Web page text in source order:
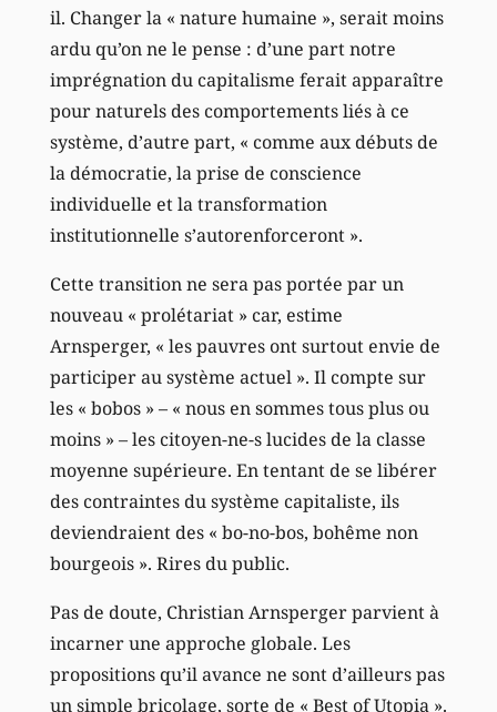
il. Changer la « nature humaine », serait moins
ardu qu’on ne le pense : d’une part notre
imprégnation du capitalisme ferait apparaître
pour naturels des comportements liés à ce
système, d’autre part, « comme aux débuts de
la démocratie, la prise de conscience
individuelle et la transformation
institutionnelle s’autorenforceront ».
Cette transition ne sera pas portée par un
nouveau « prolétariat » car, estime
Arnsperger, « les pauvres ont surtout envie de
participer au système actuel ». Il compte sur
les « bobos » – « nous en sommes tous plus ou
moins » – les citoyen-ne-s lucides de la classe
moyenne supérieure. En tentant de se libérer
des contraintes du système capitaliste, ils
deviendraient des « bo-no-bos, bohême non
bourgeois ». Rires du public.
Pas de doute, Christian Arnsperger parvient à
incarner une approche globale. Les
propositions qu’il avance ne sont d’ailleurs pas
un simple bricolage, sorte de « Best of Utopia ».